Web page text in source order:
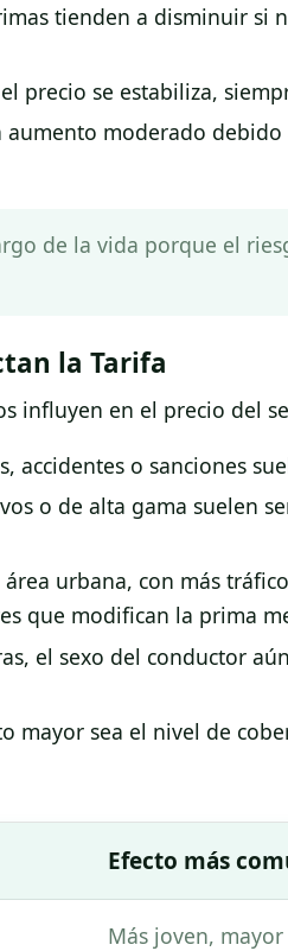
tienden a disminuir si
precio se estabiliza,
aumento moderado
de la vida porque el
la Tarifa
influyen en el precio del
accidentes o sanciones
o de alta gama suelen
urbana, con más
que modifican la prima
el sexo del conductor
mayor sea el nivel de
Efecto más
Más joven,